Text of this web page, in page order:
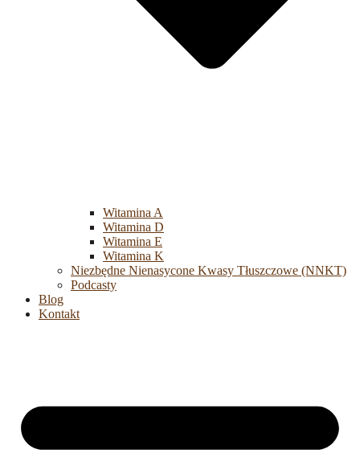
Witamina A
Witamina D
Witamina E
Witamina K
Niezbędne Nienasycone Kwasy Tłuszczowe (NNKT)
Podcasty
Blog
Kontakt